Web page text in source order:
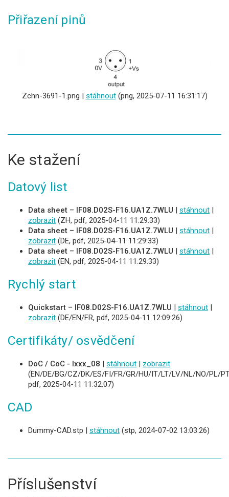
Přiřazení pinů
Zchn-3691-1.png | stáhnout(png, 2025-07-11 16:31:17)
Ke stažení
Datový list
Data sheet – IF08.D02S-F16.UA1Z.7WLU | stáhnout |
zobrazit (ZH, pdf, 2025-04-11 11:29:33)
Data sheet – IF08.D02S-F16.UA1Z.7WLU | stáhnout |
zobrazit (DE, pdf, 2025-04-11 11:29:33)
Data sheet – IF08.D02S-F16.UA1Z.7WLU | stáhnout |
zobrazit (EN, pdf, 2025-04-11 11:29:33)
Rychlý start
Quickstart – IF08.D02S-F16.UA1Z.7WLU | stáhnout |
zobrazit (DE/EN/FR, pdf, 2025-04-11 12:09:26)
Certifikáty/ osvědčení
DoC / CoC - Ixxx_08 | stáhnout | zobrazit
(EN/DE/BG/CZ/DK/ES/FI/FR/GR/HU/IT/LT/LV/NL/NO/PL/
pdf, 2025-04-11 11:32:07)
CAD
Dummy-CAD.stp | stáhnout (stp, 2024-07-02 13:03:26)
Příslušenství